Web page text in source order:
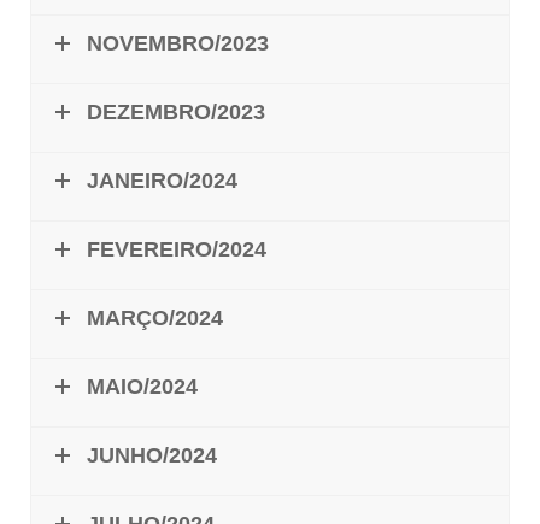
NOVEMBRO/2023
DEZEMBRO/2023
JANEIRO/2024
FEVEREIRO/2024
MARÇO/2024
MAIO/2024
JUNHO/2024